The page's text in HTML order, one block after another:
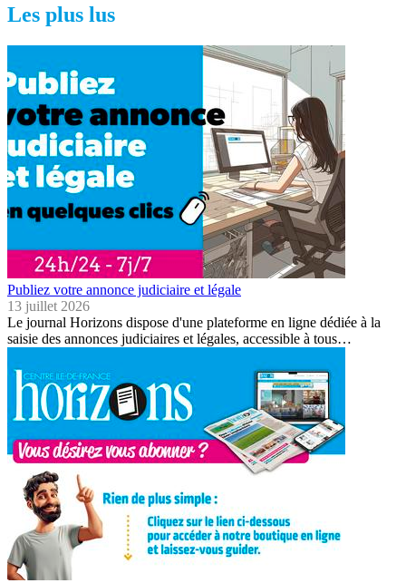
Les plus lus
Publiez votre annonce judiciaire et légale
13 juillet 2026
Le journal Horizons dispose d'une plateforme en ligne dédiée à la
saisie des annonces judiciaires et légales, accessible à tous…